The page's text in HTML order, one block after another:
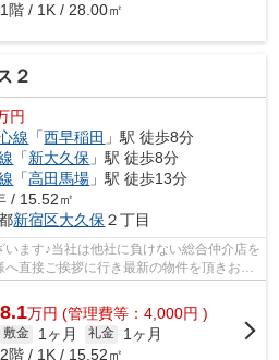
1階 / 1K / 28.00㎡
２
円
線 「西早稲田 」駅 徒歩8分
「新大久保 」駅 徒歩8分
「高田馬場 」駅 徒歩13分
/ 15.52㎡
新宿区大久保２丁目
ます♪当社は他社に負けない総合仲介店を
直接ご挨拶に行き最新の物件を頂きお客
は...
8.1万円 (管理費等：4,000円 )
敷金 1ヶ月 礼金
1ヶ月
2階 / 1K / 15.52㎡